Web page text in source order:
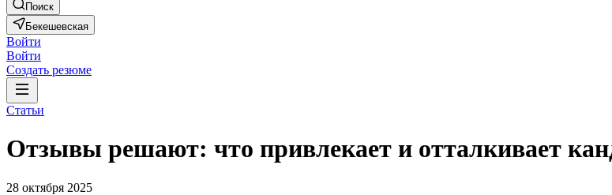
Поиск
Бекешевская
Войти
Войти
Создать резюме
Статьи
Отзывы решают: что привлекает и отталкивает
28 октября 2025